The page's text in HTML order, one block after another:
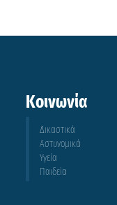
Κοινωνία
Δικαστικά
Αστυνομικά
Υγεία
Παιδεία